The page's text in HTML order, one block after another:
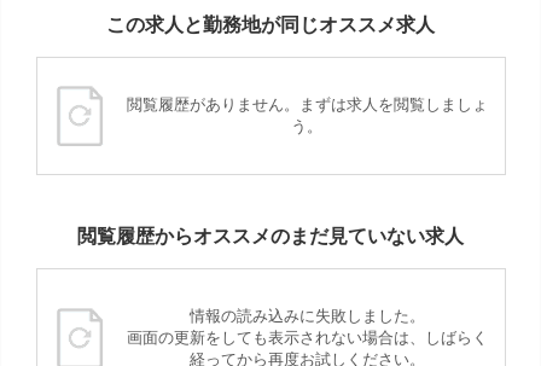
この求人と勤務地が同じオススメ求人
閲覧履歴がありません。まずは求人を閲覧しましょ
う。
閲覧履歴からオススメのまだ見ていない求人
情報の読み込みに失敗しました。
画面の更新をしても表示されない場合は、しばらく
経ってから再度お試しください。